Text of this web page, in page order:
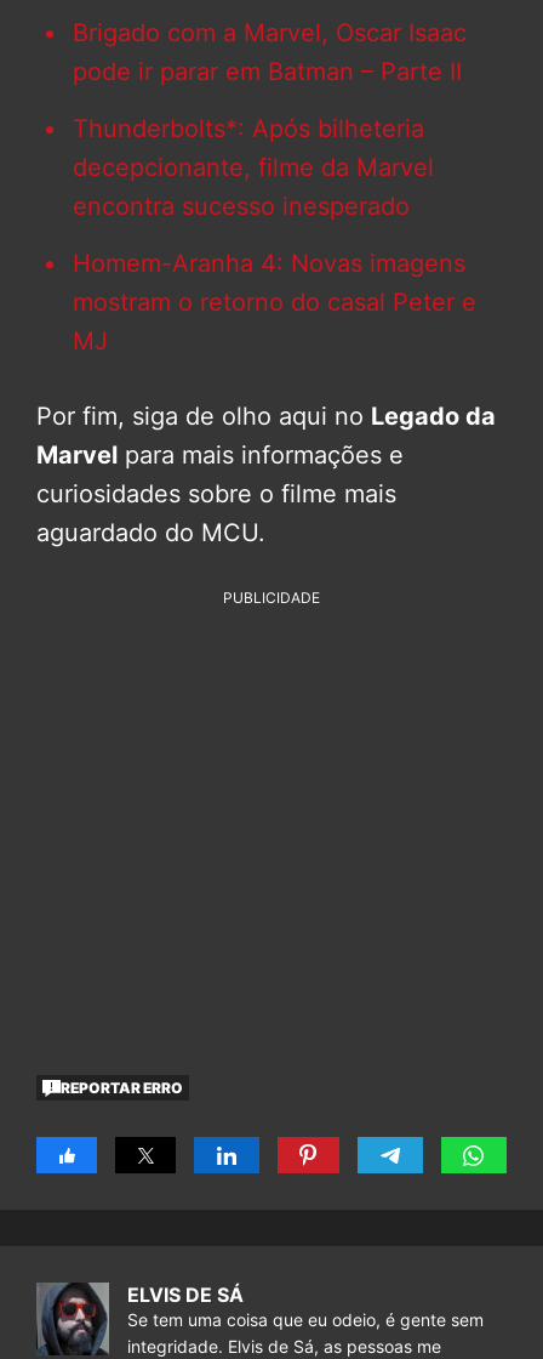
Brigado com a Marvel, Oscar Isaac
pode ir parar em Batman – Parte II
Thunderbolts*: Após bilheteria
decepcionante, filme da Marvel
encontra sucesso inesperado
Homem-Aranha 4: Novas imagens
mostram o retorno do casal Peter e
MJ
Por fim, siga de olho aqui no Legado da
Marvel para mais informações e
curiosidades sobre o filme mais
aguardado do MCU.
PUBLICIDADE
REPORTAR ERRO
ELVIS DE SÁ
Se tem uma coisa que eu odeio, é gente sem
integridade. Elvis de Sá, as pessoas me